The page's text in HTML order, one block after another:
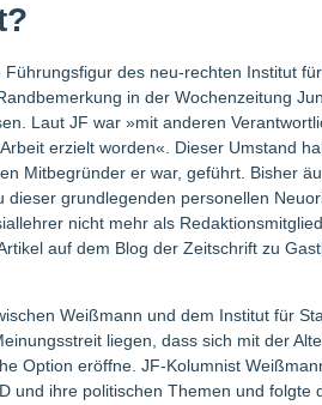
des neu-rechten Institut
in der Wochenzeitung
Laut JF war »mit anderen
erzielt worden«. Dieser Umstand
Mitbegründer er war, geführt. Bisher
grundlegenden personellen
nicht mehr als
auf dem Blog der Zeitschrift zu
Weißmann und dem Institut für
liegen, dass sich mit der
Option eröffne. JF-Kolumnist
und ihre politischen Themen und folgte